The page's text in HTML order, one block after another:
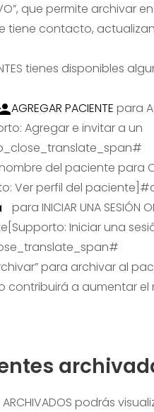
que permite
tiene contacto,
tienes disponibles
AGREGAR PACIENTE para
Agregar e invitar a un
del paciente para
Ver perfil del paciente
para INICIAR UNA SESIÓN
Iniciar una
para archivar al
contribuirá a aumentar el
ARCHIVADOS podrás